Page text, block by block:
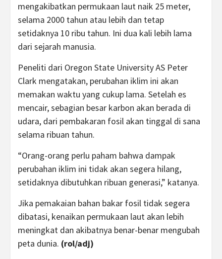
mengakibatkan permukaan laut naik 25 meter,
selama 2000 tahun atau lebih dan tetap
setidaknya 10 ribu tahun. Ini dua kali lebih lama
dari sejarah manusia.
Peneliti dari Oregon State University AS Peter
Clark mengatakan, perubahan iklim ini akan
memakan waktu yang cukup lama. Setelah es
mencair, sebagian besar karbon akan berada di
udara, dari pembakaran fosil akan tinggal di sana
selama ribuan tahun.
“Orang-orang perlu paham bahwa dampak
perubahan iklim ini tidak akan segera hilang,
setidaknya dibutuhkan ribuan generasi,” katanya.
Jika pemakaian bahan bakar fosil tidak segera
dibatasi, kenaikan permukaan laut akan lebih
meningkat dan akibatnya benar-benar mengubah
peta dunia. (rol/adj)